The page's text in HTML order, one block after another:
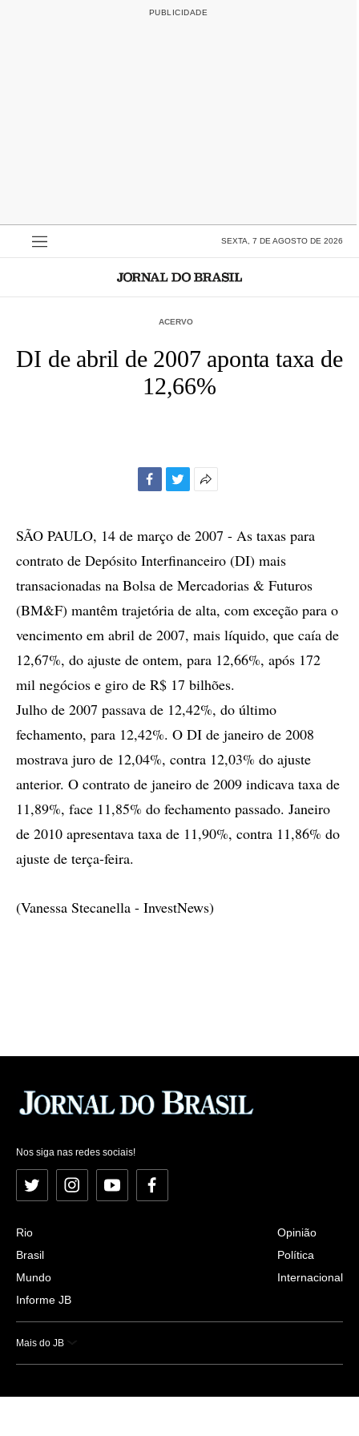
SEXTA, 7 DE AGOSTO DE 2026
ACERVO
DI de abril de 2007 aponta taxa de
12,66%
compartilhamento
SÃO PAULO, 14 de março de 2007 - As taxas para
contrato de Depósito Interfinanceiro (DI) mais
transacionadas na Bolsa de Mercadorias & Futuros
(BM&F) mantêm trajetória de alta, com exceção para o
vencimento em abril de 2007, mais líquido, que caía de
12,67%, do ajuste de ontem, para 12,66%, após 172
mil negócios e giro de R$ 17 bilhões.
Julho de 2007 passava de 12,42%, do último
fechamento, para 12,42%. O DI de janeiro de 2008
mostrava juro de 12,04%, contra 12,03% do ajuste
anterior. O contrato de janeiro de 2009 indicava taxa de
11,89%, face 11,85% do fechamento passado. Janeiro
de 2010 apresentava taxa de 11,90%, contra 11,86% do
ajuste de terça-feira.
(Vanessa Stecanella - InvestNews)
Nos siga nas redes sociais!
Twitter InstagramYouTubeFacebook
Rio
Brasil
Mundo
Informe JB
Opinião
Política
Internacional
Mais do JB
Esportes